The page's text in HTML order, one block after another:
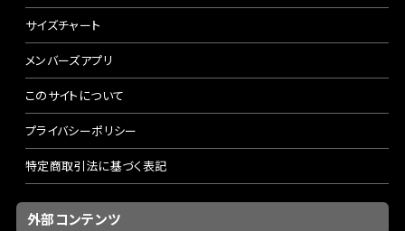
サイズチャート
メンバーズアプリ
このサイトについて
プライバシーポリシー
特定商取引法に基づく表記
外部コンテンツ